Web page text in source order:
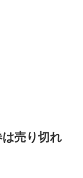
売り切れ